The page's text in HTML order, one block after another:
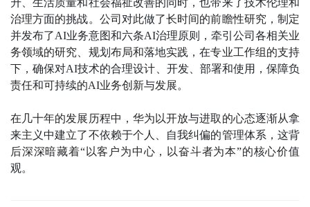
治理方面的挑战。公司对此做了长时间的前瞻性研究，制定
并发布了AI业务意图和六条AI治理原则，牵引公司各相关业
务领域的研究、规划布局和落地实践，在专业工作组的支持
下，确保对AI技术的合理设计、开发、部署和使用，保障负
责任和可持续的AI业务创新与发展。
在几十年的发展历程中，华为以开放与进取的心态逐渐从拿
来主义中建立了不依赖于个人、自我纠偏的管理体系，这背
后深深暗藏着“以客户为中心，以奋斗者为本”的核心价值
观。